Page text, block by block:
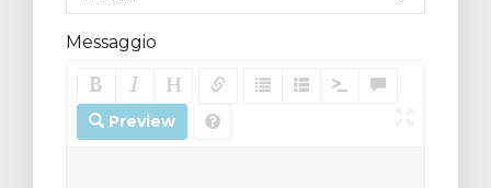
Messaggio
Preview